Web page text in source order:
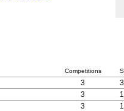
Competitions S
3 3
3 1
3 1